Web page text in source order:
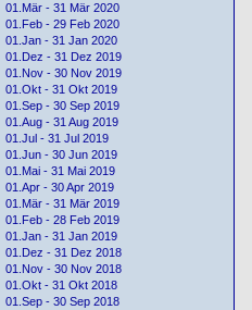
01.Mär - 31 Mär 2020
01.Feb - 29 Feb 2020
01.Jan - 31 Jan 2020
01.Dez - 31 Dez 2019
01.Nov - 30 Nov 2019
01.Okt - 31 Okt 2019
01.Sep - 30 Sep 2019
01.Aug - 31 Aug 2019
01.Jul - 31 Jul 2019
01.Jun - 30 Jun 2019
01.Mai - 31 Mai 2019
01.Apr - 30 Apr 2019
01.Mär - 31 Mär 2019
01.Feb - 28 Feb 2019
01.Jan - 31 Jan 2019
01.Dez - 31 Dez 2018
01.Nov - 30 Nov 2018
01.Okt - 31 Okt 2018
01.Sep - 30 Sep 2018